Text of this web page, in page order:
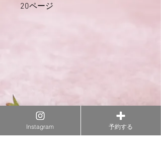
20ページ
Instagram 予約する